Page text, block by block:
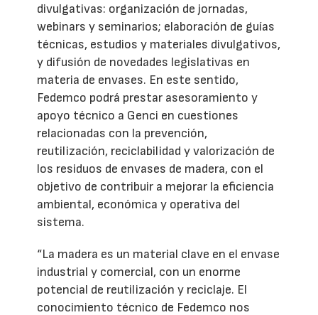
divulgativas: organización de jornadas,
webinars y seminarios; elaboración de guías
técnicas, estudios y materiales divulgativos,
y difusión de novedades legislativas en
materia de envases. En este sentido,
Fedemco podrá prestar asesoramiento y
apoyo técnico a Genci en cuestiones
relacionadas con la prevención,
reutilización, reciclabilidad y valorización de
los residuos de envases de madera, con el
objetivo de contribuir a mejorar la eficiencia
ambiental, económica y operativa del
sistema.
“La madera es un material clave en el envase
industrial y comercial, con un enorme
potencial de reutilización y reciclaje. El
conocimiento técnico de Fedemco nos